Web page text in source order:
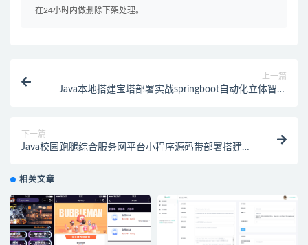
在24小时内做删除下架处理。
上一篇
Java本地搭建宝塔部署实战springboot自动化立体智慧
下一篇
Java校园跑腿综合服务网平台小程序源码带部署搭建教
相关文章